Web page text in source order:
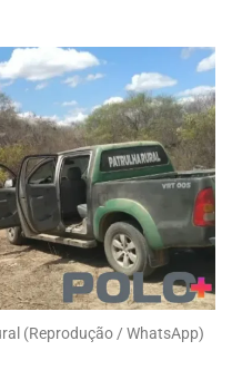
(Reprodução / WhatsApp)